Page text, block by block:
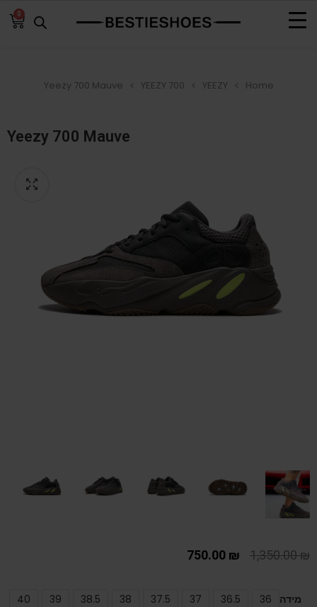
0
Home
YEEZY
YEEZY 700
Yeezy 700 Mauve
Yeezy 700 Mauve
1,350.00₪
750.00 ₪
מידה 36
36.5
37
37.5
38
38.5
39
40